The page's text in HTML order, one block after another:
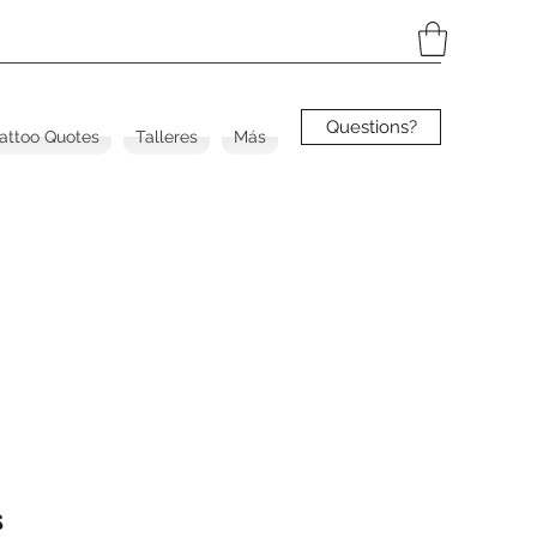
Quotes Talleres Más Questions?